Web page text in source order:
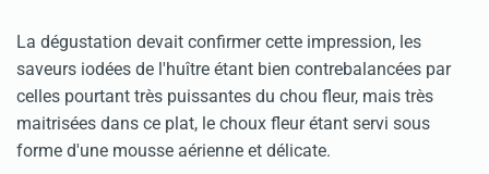
La dégustation devait confirmer cette impression, les
saveurs iodées de l'huître étant bien contrebalancées par
celles pourtant très puissantes du chou fleur, mais très
maitrisées dans ce plat, le choux fleur étant servi sous
forme d'une mousse aérienne et délicate.